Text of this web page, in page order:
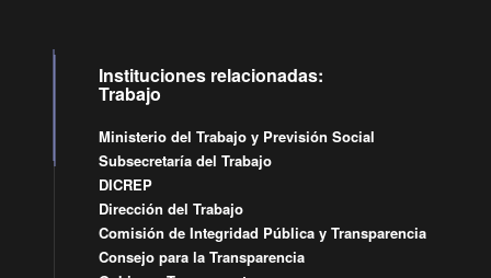
Instituciones relacionadas:
Trabajo
Ministerio del Trabajo y Previsión Social
Subsecretaría del Trabajo
DICREP
Dirección del Trabajo
Comisión de Integridad Pública y Transparencia
Consejo para la Transparencia